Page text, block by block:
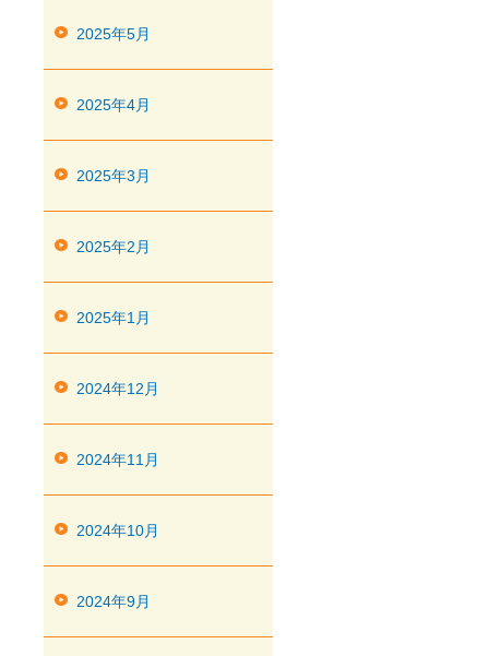
2025年5月
2025年4月
2025年3月
2025年2月
2025年1月
2024年12月
2024年11月
2024年10月
2024年9月